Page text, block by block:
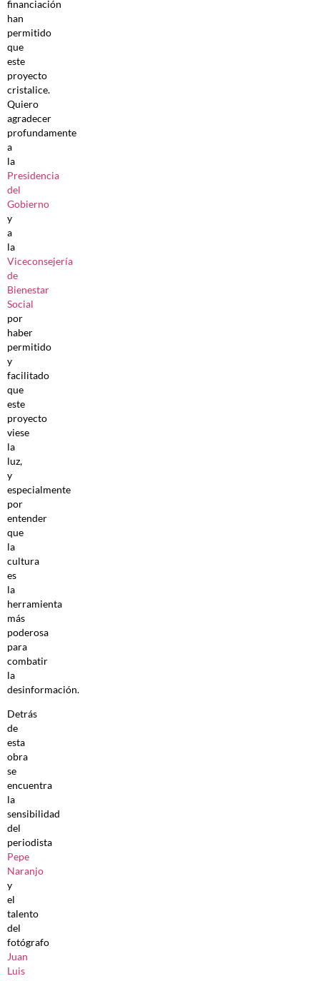
financiación
han
permitido
que
este
proyecto
cristalice.
Quiero
agradecer
profundamente
a
la
Presidencia
del
Gobierno
y
a
la
Viceconsejería
de
Bienestar
Social
por
haber
permitido
y
facilitado
que
este
proyecto
viese
la
luz,
y
especialmente
por
entender
que
la
cultura
es
la
herramienta
más
poderosa
para
combatir
la
desinformación.
Detrás
de
esta
obra
se
encuentra
la
sensibilidad
del
periodista
Pepe
Naranjo
y
el
talento
del
fotógrafo
Juan
Luis